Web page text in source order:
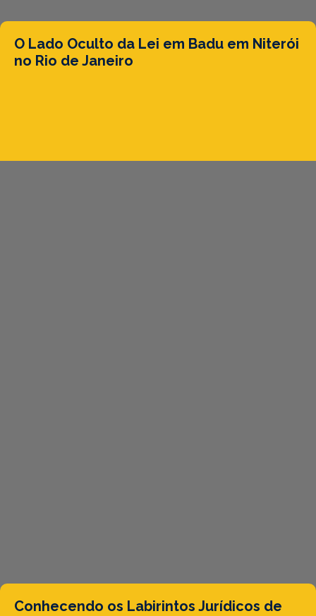
O Lado Oculto da Lei em Badu em Niterói
no Rio de Janeiro
Conhecendo os Labirintos Jurídicos de